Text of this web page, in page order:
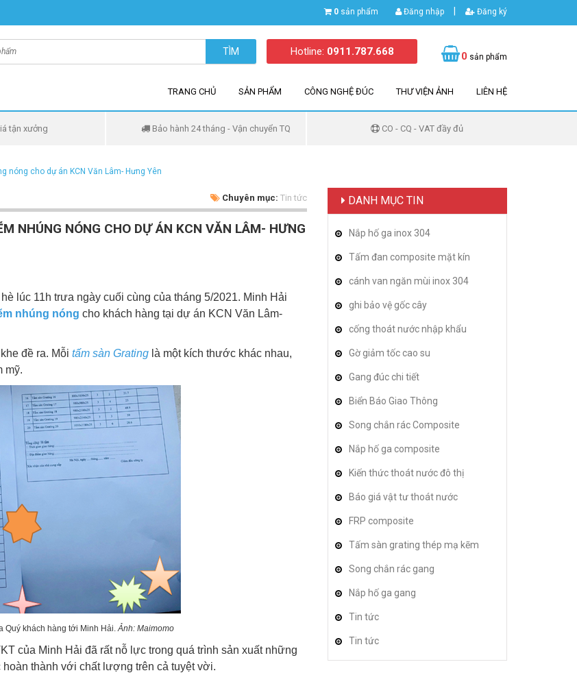
0 sản phẩm Đăng nhập Đăng ký
TÌM Hotline: 0911.787.668 0 sản phẩm
TRANG CHỦ SẢN PHẨM CÔNG NGHỆ ĐÚC THƯ VIỆN ẢNH LIÊN HỆ
tận xưởng Bảo hành 24 tháng - Vận chuyển TQ CO - CQ - VAT đầy đủ
nóng cho dự án KCN Văn Lâm- Hưng Yên
Chuyên mục: Tin tức
NHÚNG NÓNG CHO DỰ ÁN KCN VĂN LÂM- HƯNG
lúc 11h trưa ngày cuối cùng của tháng 5/2021. Minh Hải
nhúng nóng cho khách hàng tại dự án KCN Văn Lâm-
đề ra. Mỗi tấm sàn Grating là một kích thước khác nhau,
mỹ.
Quý khách hàng tới Minh Hải.Ảnh: Maimomo
của Minh Hải đã rất nỗ lực trong quá trình sản xuất những
hoàn thành với chất lượng trên cả tuyệt vời.
DANH MỤC TIN
Nắp hố ga inox 304
Tấm đan composite mặt kín
cánh van ngăn mùi inox 304
ghi bảo vệ gốc cây
cống thoát nước nhập khẩu
Gờ giảm tốc cao su
Gang đúc chi tiết
Biển Báo Giao Thông
Song chắn rác Composite
Nắp hố ga composite
Kiến thức thoát nước đô thị
Báo giá vật tư thoát nước
FRP composite
Tấm sàn grating thép mạ kẽm
Song chắn rác gang
Nắp hố ga gang
Tin tức
Tin tức